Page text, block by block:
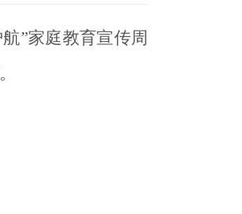
”家庭教育宣传周